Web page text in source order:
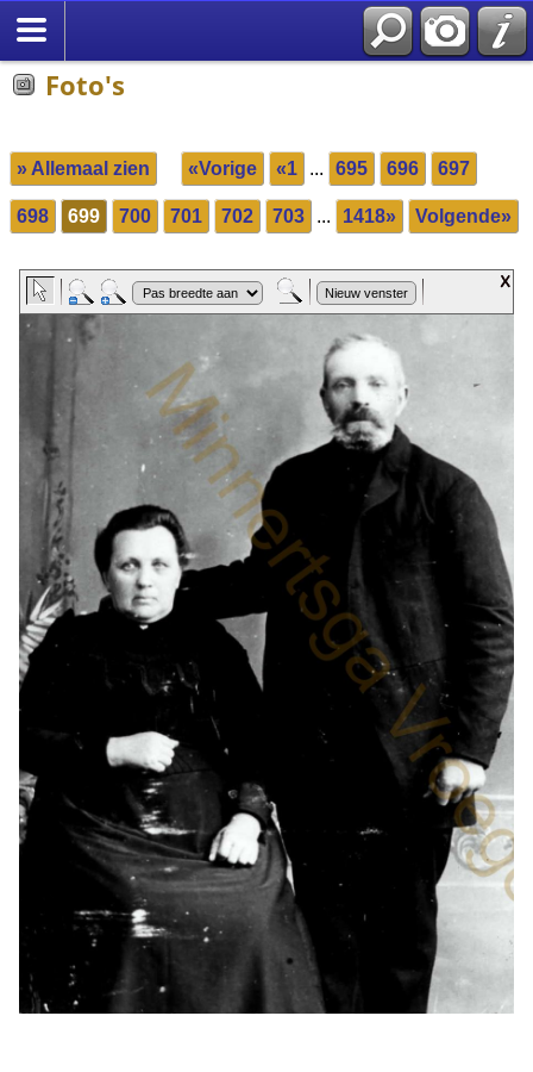
Foto's
» Allemaal zien «Vorige «1 ... 695 696 697
698 699 700 701 702 703 ... 1418» Volgende»